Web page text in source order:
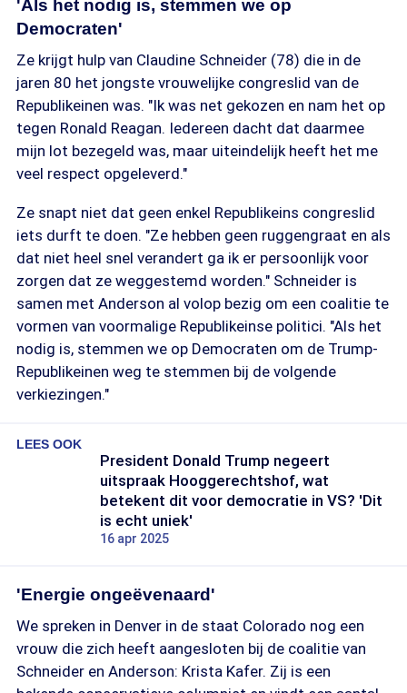
'Als het nodig is, stemmen we op
Democraten'
Ze krijgt hulp van Claudine Schneider (78) die in de
jaren 80 het jongste vrouwelijke congreslid van de
Republikeinen was. "Ik was net gekozen en nam het op
tegen Ronald Reagan. Iedereen dacht dat daarmee
mijn lot bezegeld was, maar uiteindelijk heeft het me
veel respect opgeleverd."
Ze snapt niet dat geen enkel Republikeins congreslid
iets durft te doen. "Ze hebben geen ruggengraat en als
dat niet heel snel verandert ga ik er persoonlijk voor
zorgen dat ze weggestemd worden." Schneider is
samen met Anderson al volop bezig om een coalitie te
vormen van voormalige Republikeinse politici. "Als het
nodig is, stemmen we op Democraten om de Trump-
Republikeinen weg te stemmen bij de volgende
verkiezingen."
LEES OOK
President Donald Trump negeert
uitspraak Hooggerechtshof, wat
betekent dit voor democratie in VS? 'Dit
is echt uniek'
16 apr 2025
'Energie ongeëvenaard'
We spreken in Denver in de staat Colorado nog een
vrouw die zich heeft aangesloten bij de coalitie van
Schneider en Anderson: Krista Kafer. Zij is een